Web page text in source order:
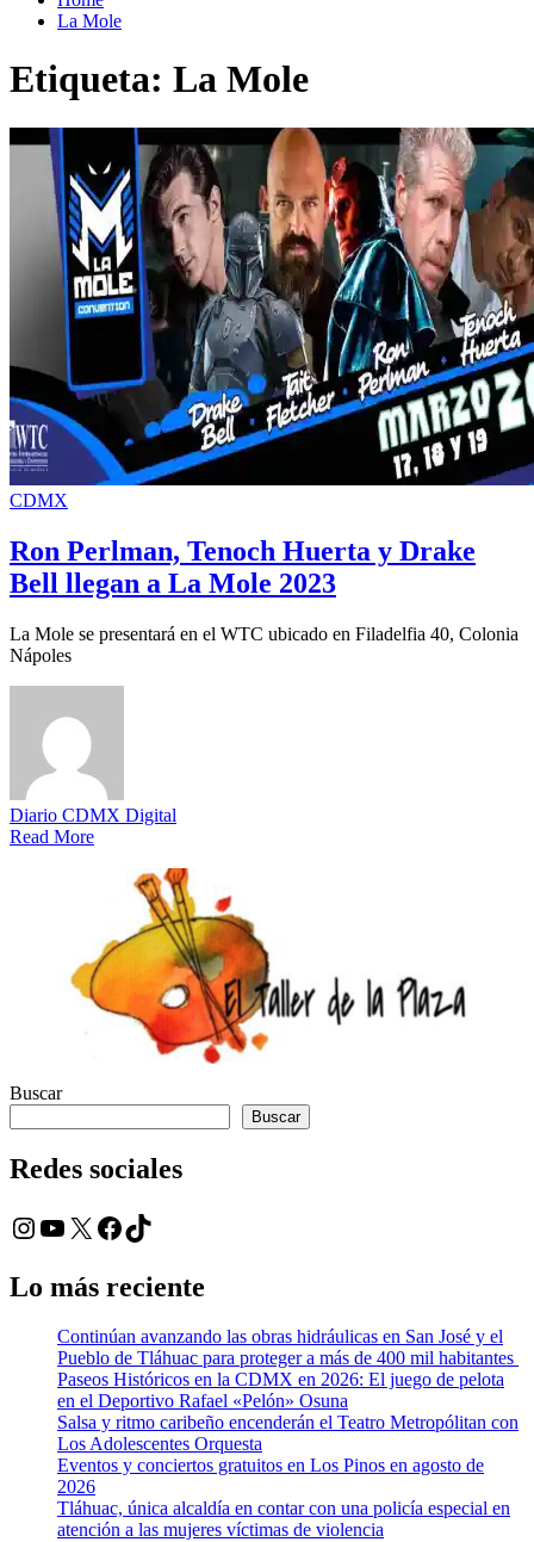
La Mole
Etiqueta: La Mole
CDMX
Ron Perlman, Tenoch Huerta y Drake
Bell llegan a La Mole 2023
La Mole se presentará en el WTC ubicado en Filadelfia 40, Colonia
Nápoles
Diario CDMX Digital
Read More
Buscar
Buscar
Redes sociales
Instagram
YouTube
X Facebook
TikTok
Lo más reciente
Continúan avanzando las obras hidráulicas en San José y el
Pueblo de Tláhuac para proteger a más de 400 mil habitantes
Paseos Históricos en la CDMX en 2026: El juego de pelota
en el Deportivo Rafael «Pelón» Osuna
Salsa y ritmo caribeño encenderán el Teatro Metropólitan con
Los Adolescentes Orquesta
Eventos y conciertos gratuitos en Los Pinos en agosto de
2026
Tláhuac, única alcaldía en contar con una policía especial en
atención a las mujeres víctimas de violencia